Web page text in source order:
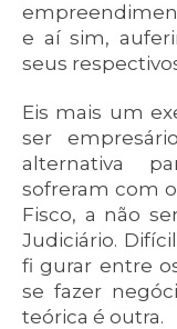
e aí sim,
seus
Eis mais um
ser
alternativa
sofreram com
Fisco, a não
Judiciário.
fi gurar entre
se fazer
teórica é outra.